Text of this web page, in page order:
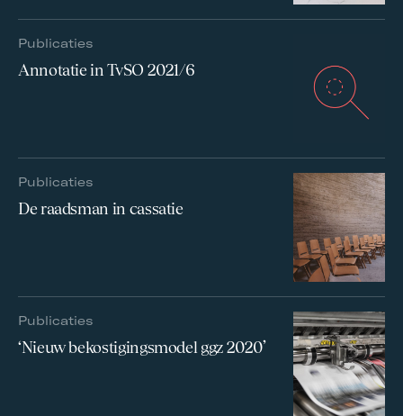
Publicaties
Annotatie in TvSO 2021/6
Publicaties
De raadsman in cassatie
Publicaties
‘Nieuw bekostigingsmodel ggz 2020’